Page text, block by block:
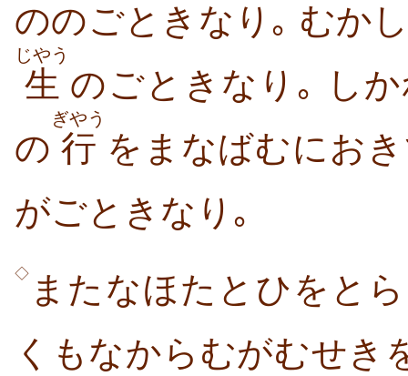
ののごときなり｡ むか
生
じやう
のごときなり｡ し
の 行
ぎやう
をまなばむにお
がごときなり｡
◇ またなほたとひをと